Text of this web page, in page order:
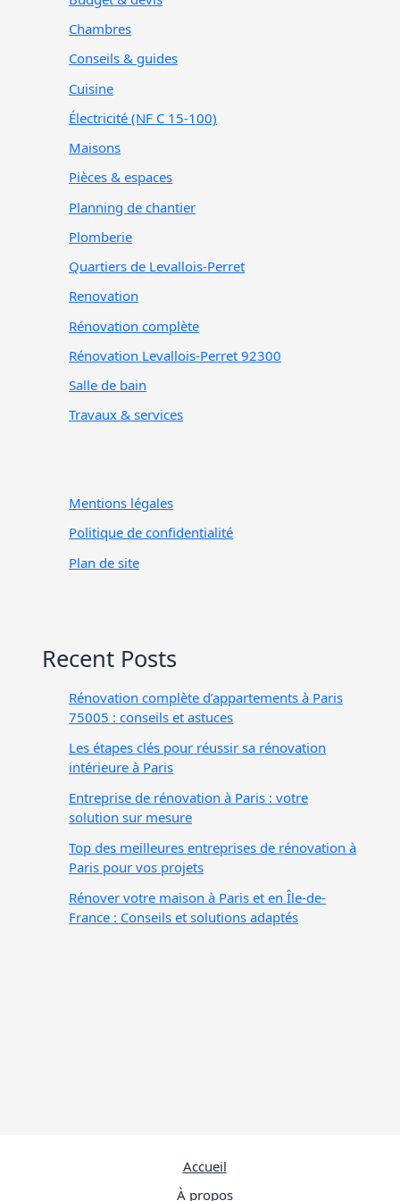
Chambres
Conseils & guides
Cuisine
Électricité (NF C 15-100)
Maisons
Pièces & espaces
Planning de chantier
Plomberie
Quartiers de Levallois-Perret
Renovation
Rénovation complète
Rénovation Levallois-Perret 92300
Salle de bain
Travaux & services
Mentions légales
Politique de confidentialité
Plan de site
Recent Posts
Rénovation complète d’appartements à Paris
75005 : conseils et astuces
Les étapes clés pour réussir sa rénovation
intérieure à Paris
Entreprise de rénovation à Paris : votre
solution sur mesure
Top des meilleures entreprises de rénovation à
Paris pour vos projets
Rénover votre maison à Paris et en Île-de-
France : Conseils et solutions adaptés
Accueil
À propos